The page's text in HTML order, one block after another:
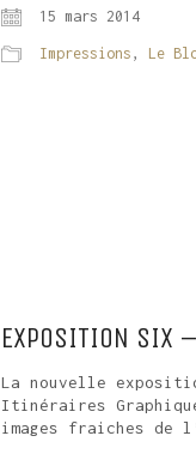
15 mars 2014
Impressions , Le
EXPOSITION SIX
La nouvelle
Itinéraires
images fraiches de